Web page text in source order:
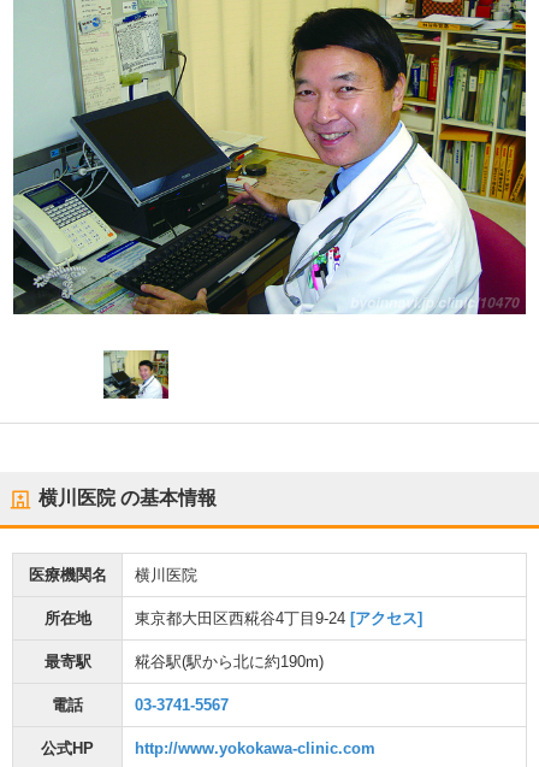
横川医院の基本情報
医療機関名 横川医院
所在地 東京都大田区西糀谷4丁目9-24 [アクセス]
最寄駅 糀谷駅(駅から北に約190m)
電話 03-3741-5567
公式HP http://www.yokokawa-clinic.com